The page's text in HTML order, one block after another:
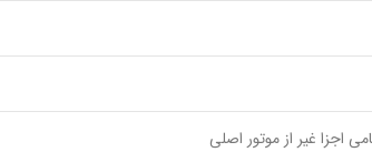
اجزا غیر از موتور اصلی